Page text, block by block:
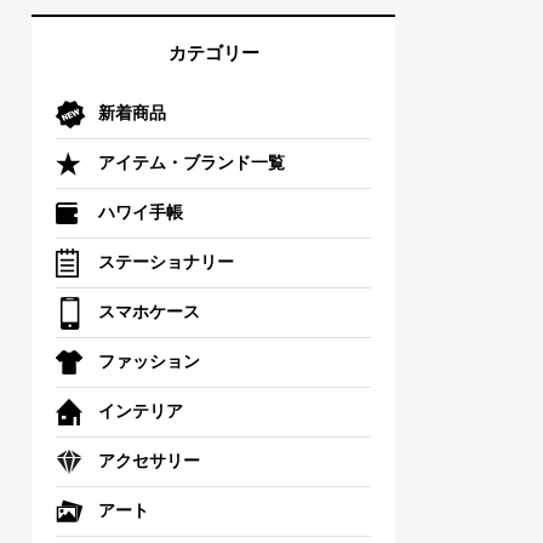
カテゴリー
新着商品
アイテム・ブランド一覧
ハワイ手帳
ステーショナリー
スマホケース
ファッション
インテリア
アクセサリー
アート